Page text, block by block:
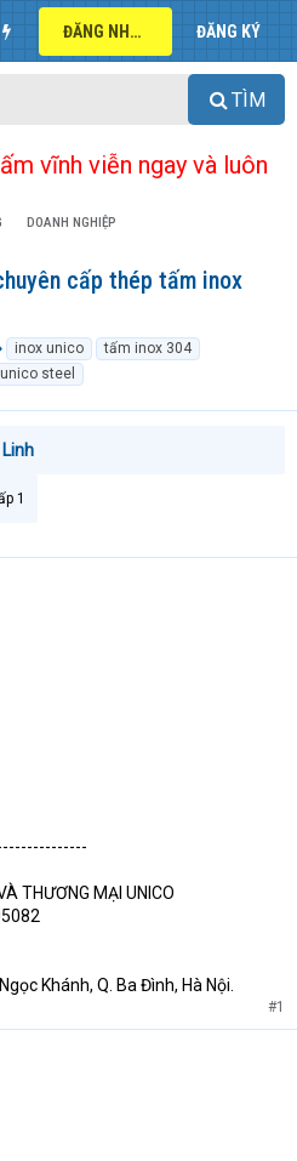
ĐĂNG NHẬP ĐĂNG KÝ
TÌM
vĩnh viễn ngay và luôn
DOANH NGHIỆP
cấp thép tấm inox
ừ
k
h
a
inox unico
tấm inox 304
unico steel
1
THƯƠNG MẠI UNICO
Khánh, Q. Ba Đình, Hà Nội.
#1